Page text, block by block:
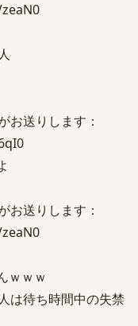
お送りします：
お送りします：
ｗｗｗ
は待ち時間中の失禁